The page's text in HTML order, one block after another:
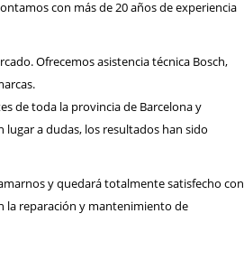
con más de 20 años de experiencia
Ofrecemos asistencia técnica Bosch,
de toda la provincia de Barcelona y
a dudas, los resultados han sido
y quedará totalmente satisfecho con
la reparación y mantenimiento de